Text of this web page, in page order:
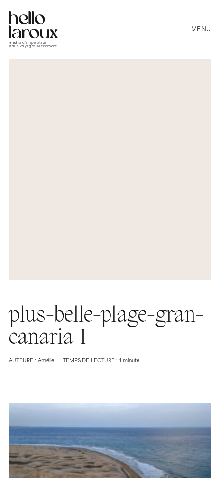
média d’inspiration
pour voyager autrement
MENU
plus-belle-plage-gran-
canaria-1
AUTEURE : Amélie TEMPS DE LECTURE : 1 minute